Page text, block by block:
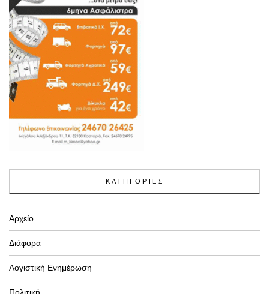
ΚΑΤΗΓΟΡΙΕΣ
Αρχείο
Διάφορα
Λογιστική Ενημέρωση